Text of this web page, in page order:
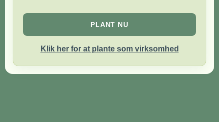
PLANT NU
Klik her for at plante som virksomhed